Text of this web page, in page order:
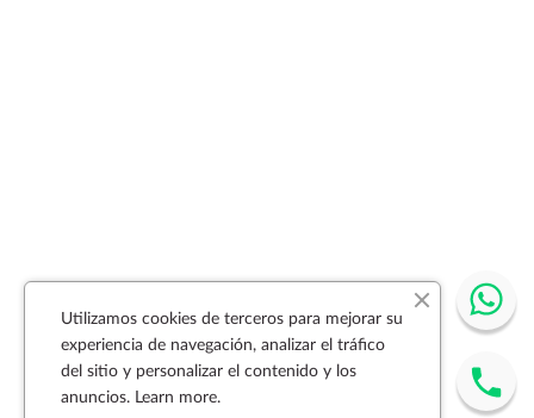
Utilizamos cookies de terceros para mejorar su
experiencia de navegación, analizar el tráfico
del sitio y personalizar el contenido y los
anuncios. Learn more.